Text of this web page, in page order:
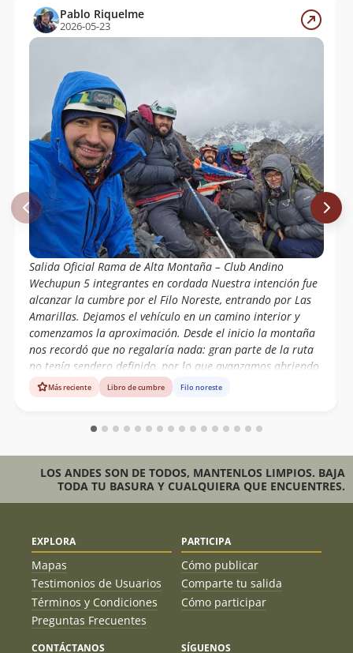
Pablo Riquelme
2026-05-23
Salida Oficial Rama de Alta Montaña – Club Andino
Wechupun 5 integrantes en cordada Nuestra intención fue
alcanzar la cumbre por el Filo Noreste, entrando por Las
Amarillas. Dejamos el vehículo en un camino interior y
comenzamos la aproximación. Desde el inicio la montaña
nos recordó que no regalaría nada: gran parte de la ruta
no tenía sendero definido, por lo que avanzamos abriendo
camino a pura experiencia y lectura de terreno. Instalamos
el Campamento Base a los 3.000 msnm, en un pequeño
ante un viento constante que nunca nos dio tregua. A las
salida del sol nos ayudará a visualizar mejor los pasos más
expuestos. La progresión fue lenta y exigente: terreno
Más reciente Libro de cumbre Filo noreste
LOS ANDES SON DE TODOS, MANTENLOS LIMPIOS. BAJA
TODA TU BASURA Y CUALQUIERA QUE ENCUENTRES.
EXPLORA
Mapas
Testimonios de Usuarios
Términos y Condiciones
Preguntas Frecuentes
PARTICIPA
Cómo publicar
Comparte tu salida
Cómo participar
CONTÁCTANOS SÍGUENOS